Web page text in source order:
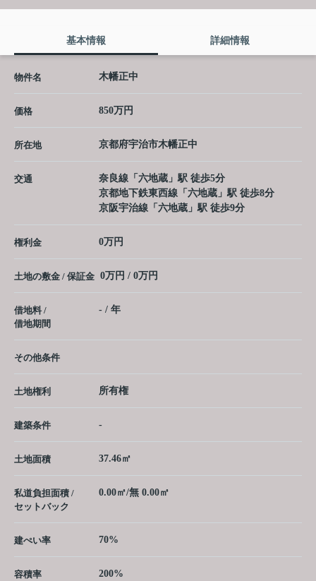
基本情報 詳細情報
物件名 木幡正中
価格 850万円
所在地 京都府宇治市木幡正中
交通 奈良線 「 六地蔵 」駅 徒歩5分
京都地下鉄東西線 「 六地蔵 」駅 徒歩8分
京阪宇治線 「 六地蔵 」駅 徒歩9分
権利金 0万円
土地の敷金 / 保証金 0万円 / 0万円
借地料 /
借地期間
- / 年
その他条件
土地権利 所有権
建築条件 -
土地面積 37.46㎡
私道負担面積 /
セットバック
0.00㎡/無 0.00㎡
建ぺい率 70%
容積率 200%